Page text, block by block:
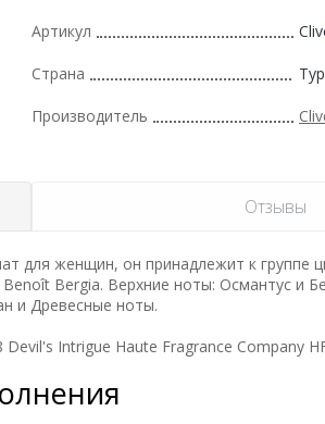
Артикул
Страна
Производитель
Отзывы
для женщин, он принадлежит к группе
Bergia. Верхние ноты: Османтус и
и Древесные ноты.
Intrigue Haute Fragrance Company